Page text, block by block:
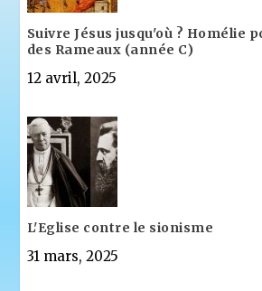
Suivre Jésus jusqu'où ? Homélie
des Rameaux (année C)
12 avril, 2025
L'Eglise contre le sionisme
31 mars, 2025